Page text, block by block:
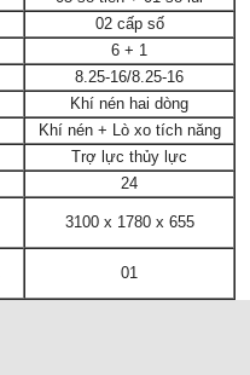
02 cấp số
6 + 1
8.25-16/8.25-16
Khí nén hai dòng
Khí nén + Lò xo tích năng
Trợ lực thủy lực
24
3100 x 1780 x 655
01